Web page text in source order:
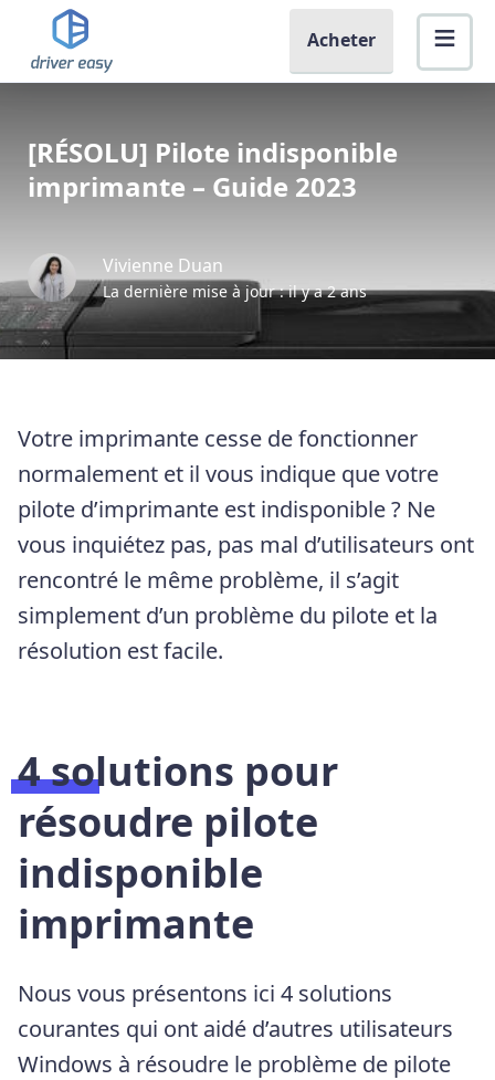
Acheter
[RÉSOLU] Pilote indisponible
imprimante – Guide 2023
Vivienne Duan
La dernière mise à jour : il y a 2 ans
Votre imprimante cesse de fonctionner
normalement et il vous indique que votre
pilote d’imprimante est indisponible ? Ne
vous inquiétez pas, pas mal d’utilisateurs ont
rencontré le même problème, il s’agit
simplement d’un problème du pilote et la
résolution est facile.
4 solutions pour
résoudre pilote
indisponible
imprimante
Nous vous présentons ici 4 solutions
courantes qui ont aidé d’autres utilisateurs
Windows à résoudre le problème de pilote